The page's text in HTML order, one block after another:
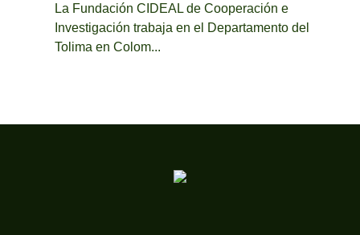
La Fundación CIDEAL de Cooperación e
Investigación trabaja en el Departamento del
Tolima en Colom...